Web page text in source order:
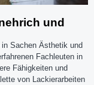
und
Sachen Ästhetik und
Fachleuten in
Fähigkeiten und
von Lackierarbeiten